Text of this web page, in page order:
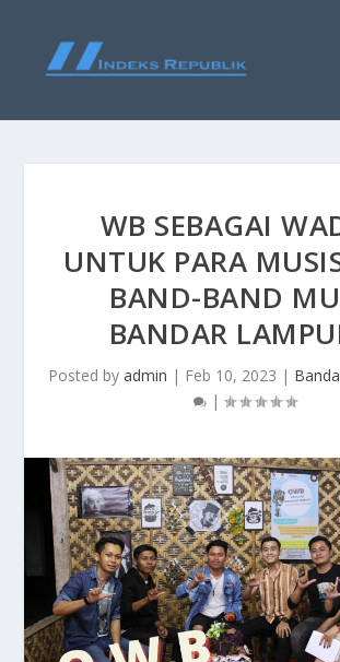
WB SEBAGAI
UNTUK PARA
BAND-BAND
BANDAR
Posted by admin | Feb 10, 2023 |
|